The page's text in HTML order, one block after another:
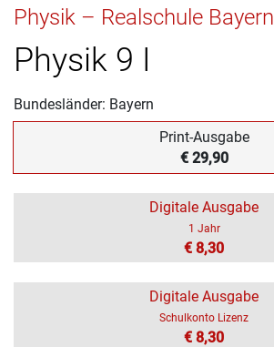
Physik – Realschule Bayern
Physik 9 I
Bundesländer: Bayern
Print-Ausgabe
€ 29,90
Digitale Ausgabe
1 Jahr
€ 8,30
Digitale Ausgabe
Schulkonto Lizenz
€ 8,30